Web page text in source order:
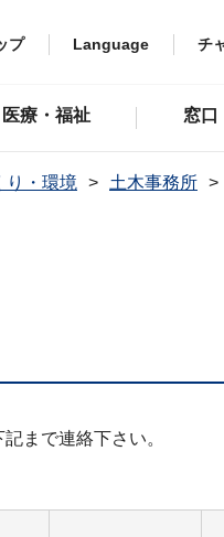
プ Language チ
療・福祉 窓口
り・環境 土木事務所
まで連絡下さい。